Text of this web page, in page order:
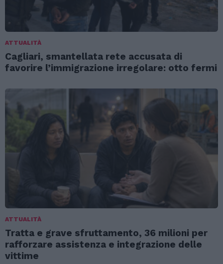
ATTUALITÀ
Cagliari, smantellata rete accusata di
favorire l’immigrazione irregolare: otto fermi
ATTUALITÀ
Tratta e grave sfruttamento, 36 milioni per
rafforzare assistenza e integrazione delle
vittime